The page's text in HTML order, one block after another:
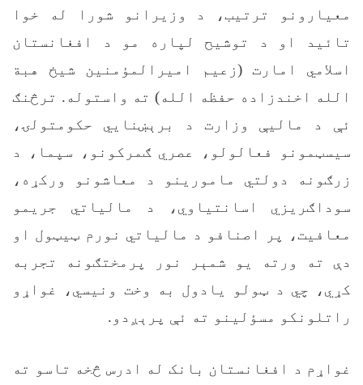
معیارونو ترتیب، د وزیرانو شورا له خوا
تائید او د توشیح لپاره مو د افغانستان
اسلامي امارت (زعیم امیرالمؤمنین شیخ هبة
الله اخندزاده حفظه الله) ته واستوله. ترڅنګ
ئې د مالیې وزارت د برېښنایي حکومتولۍ،
سیسټمونو فعالولو، عصري ګمرکونو، سپما، د
زرګونه دولتي مامورینو د معاشونو ورکړه،
سوداګریزي اسانتیاوي، د مالیاتي جریمو
معافیت، پر اصنافو د مالیاتي نورم ټیټول او
دې ته ورته یو شمېر نور پرمختګونه تجربه
کړي، چي د ټولو یادول به وخت ونیسي، غواړو
راتلونکو مسؤلینو ته ئې پرېږدو.
غواړم د افغانستان بانک له ادرس څخه تاسو ته